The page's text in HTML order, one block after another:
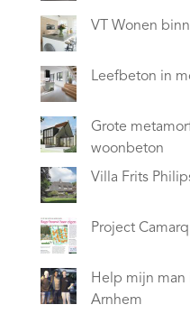
VT Wonen
Leefbeton in
Grote
woonbeton
Villa Frits
Project
Help mijn man
Arnhem